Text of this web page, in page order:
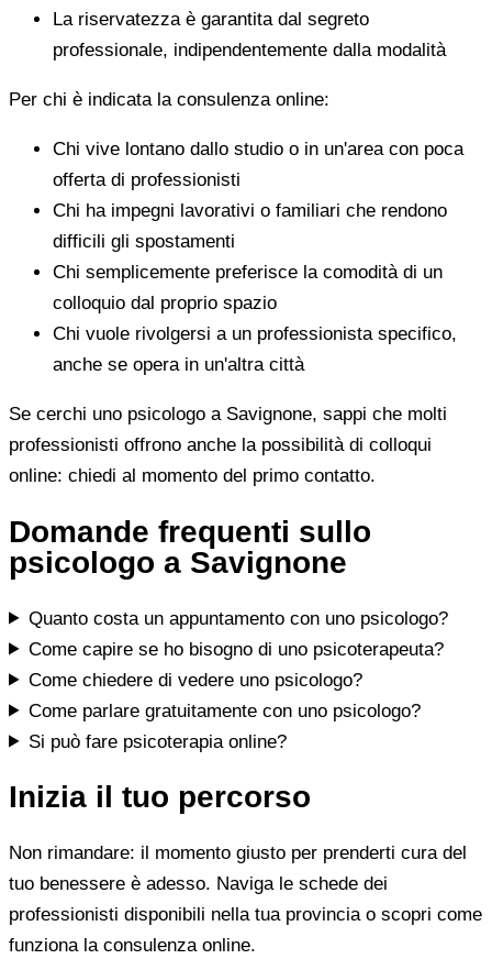
La riservatezza è garantita dal segreto
professionale, indipendentemente dalla modalità
Per chi è indicata la consulenza online:
Chi vive lontano dallo studio o in un'area con poca
offerta di professionisti
Chi ha impegni lavorativi o familiari che rendono
difficili gli spostamenti
Chi semplicemente preferisce la comodità di un
colloquio dal proprio spazio
Chi vuole rivolgersi a un professionista specifico,
anche se opera in un'altra città
Se cerchi uno psicologo a Savignone, sappi che molti
professionisti offrono anche la possibilità di colloqui
online: chiedi al momento del primo contatto.
Domande frequenti sullo
psicologo a Savignone
Quanto costa un appuntamento con uno psicologo?
Come capire se ho bisogno di uno psicoterapeuta?
Come chiedere di vedere uno psicologo?
Come parlare gratuitamente con uno psicologo?
Si può fare psicoterapia online?
Inizia il tuo percorso
Non rimandare: il momento giusto per prenderti cura del
tuo benessere è adesso. Naviga le schede dei
professionisti disponibili nella tua provincia o scopri come
funziona la consulenza online.